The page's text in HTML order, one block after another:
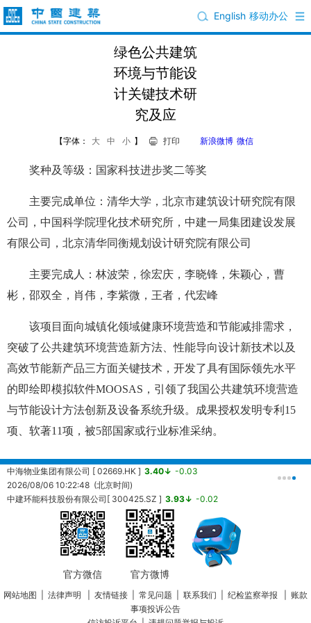
移动办公
English
绿色公共建筑
环境与节能设
计关键技术研
究及应
【字体： 大 中 小 】 打印 新浪微博 微信
奖种及等级：国家科技进步奖二等奖
主要完成单位：清华大学，北京市建筑设计研究院有限
公司，中国科学院理化技术研究所，中建一局集团建设发展
有限公司，北京清华同衡规划设计研究院有限公司
主要完成人：林波荣，徐宏庆，李晓锋，朱颖心，曹
彬，邵双全，肖伟，李紫微，王者，代宏峰
该项目面向城镇化领域健康环境营造和节能减排需求，
突破了公共建筑环境营造新方法、性能导向设计新技术以及
高效节能新产品三方面关键技术，开发了具有国际领先水平
的即绘即模拟软件MOOSAS，引领了我国公共建筑环境营造
与节能设计方法创新及设备系统升级。成果授权发明专利15
项、软著11项，被5部国家或行业标准采纳。
中海物业集团有限公司 [ 02669.HK ] 3.40↓ -0.03
2026/08/06 10:22:48 (北京时间)
中建环能科技股份有限公司[ 300425.SZ ] 3.93↓ -0.02
20260806104324 (北京时间)
官方微信 官方微博
网站地图 法律声明 友情链接 常见问题 联系我们 纪检监察举报
账款
事项投诉公告